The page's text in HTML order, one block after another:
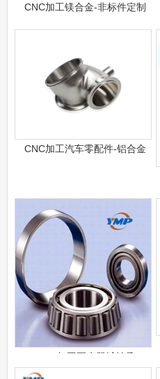
CNC加工镁合金-非标件定制
CNC加工汽车零配件-铝合金
CNC加工医疗器械轴承